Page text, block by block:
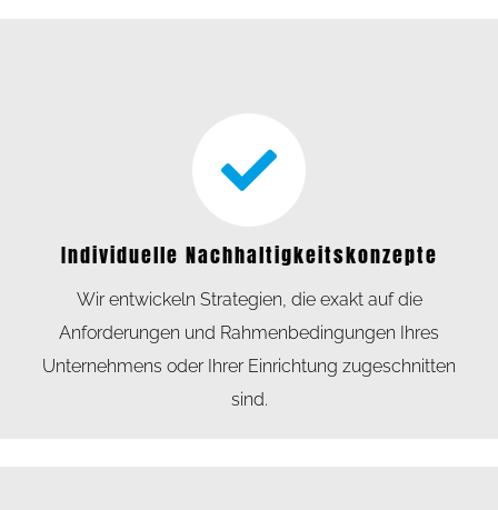
Individuelle Nachhaltigkeitskonzepte
Wir entwickeln Strategien, die exakt auf die
Anforderungen und Rahmenbedingungen Ihres
Unternehmens oder Ihrer Einrichtung zugeschnitten
sind.